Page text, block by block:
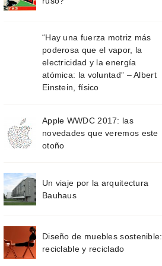
“Hay una fuerza motriz más
poderosa que el vapor, la
electricidad y la energía
atómica: la voluntad” – Albert
Einstein, físico
Apple WWDC 2017: las
novedades que veremos este
otoño
Un viaje por la arquitectura
Bauhaus
Diseño de muebles sostenible:
reciclable y reciclado